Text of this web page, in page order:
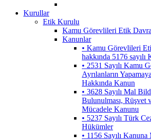
Kurullar
Etik Kurulu
Kamu Görevlileri Etik
Kanunlar
• Kamu Görevlileri
hakkında 5176 sayılı
• 2531 Sayılı Kamu
Ayrılanların
Hakkında Kanun
• 3628 Sayılı Mal
Bulunulması, Rüşvet
Mücadele Kanunu
• 5237 Sayılı Türk
Hükümler
• 1156 Sayılı